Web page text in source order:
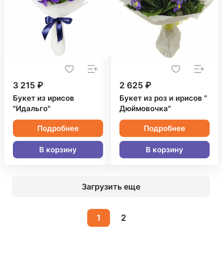
3 215 ₽
Букет из ирисов
"Идальго"
Подробнее
В корзину
2 625 ₽
Букет из роз и ирисов "
Дюймовочка"
Подробнее
В корзину
Загрузить еще
1 2